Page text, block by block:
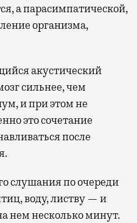
а парасимпатической,
организма,
акустический
сильнее, чем
и при этом не
это сочетание
после
слушания по очереди
воду, листву — и
нем несколько минут.